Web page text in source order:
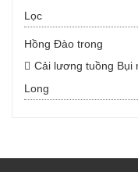
Lọc
Hồng Đào trong
Cải lương tuồng Bụi
Long